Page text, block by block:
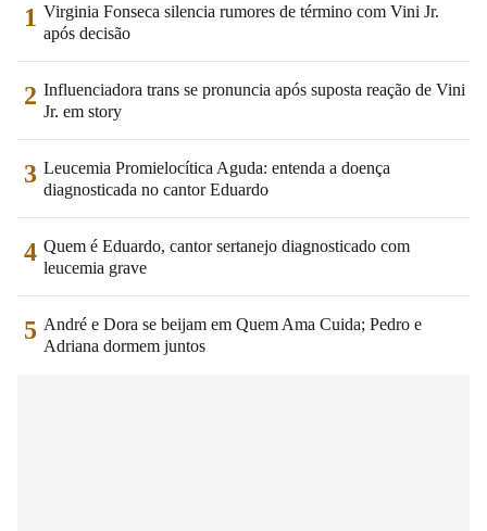
1 Virginia Fonseca silencia rumores de término com Vini Jr.
após decisão
2 Influenciadora trans se pronuncia após suposta reação de Vini
Jr. em story
3 Leucemia Promielocítica Aguda: entenda a doença
diagnosticada no cantor Eduardo
4 Quem é Eduardo, cantor sertanejo diagnosticado com
leucemia grave
5 André e Dora se beijam em Quem Ama Cuida; Pedro e
Adriana dormem juntos